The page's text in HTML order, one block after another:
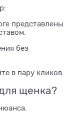
представлены
без
в пару кликов.
щенка?